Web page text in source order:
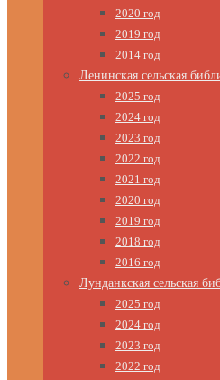
2020 год
2019 год
2014 год
Ленинская сельская
2025 год
2024 год
2023 год
2022 год
2021 год
2020 год
2019 год
2018 год
2016 год
Лунданкская сельская
2025 год
2024 год
2023 год
2022 год